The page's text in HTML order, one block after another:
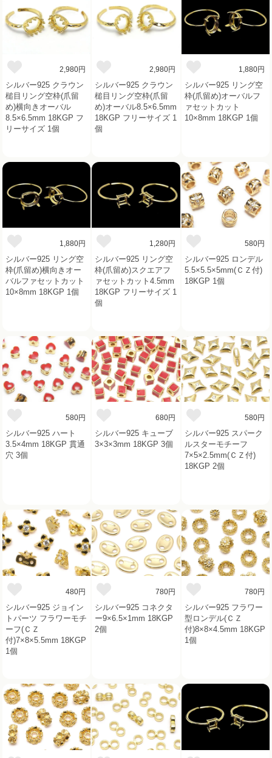
2,980円
シルバー925 クラウン
槌目リング空枠(爪留
め)横向きオーバル
8.5×6.5mm 18KGP フ
リーサイズ 1個
2,980円
シルバー925 クラウン
槌目リング空枠(爪留
め)オーバル8.5×6.5mm
18KGP フリーサイズ 1
個
1,880円
シルバー925 リング空
枠(爪留め)オーバルフ
ァセットカット
10×8mm 18KGP 1個
1,880円
シルバー925 リング空
枠(爪留め)横向きオー
バルファセットカット
10×8mm 18KGP 1個
1,280円
シルバー925 リング空
枠(爪留め)スクエアフ
ァセットカット4.5mm
18KGP フリーサイズ 1
個
580円
シルバー925 ロンデル
5.5×5.5×5mm(ＣＺ付)
18KGP 1個
580円
シルバー925 ハート
3.5×4mm 18KGP 貫通
穴 3個
680円
シルバー925 キューブ
3×3×3mm 18KGP 3個
580円
シルバー925 スパーク
ルスターモチーフ
7×5×2.5mm(ＣＺ付)
18KGP 2個
480円
シルバー925 ジョイン
トパーツ フラワーモチ
ーフ(ＣＺ
付)7×8×5.5mm 18KGP
1個
780円
シルバー925 コネクタ
ー9×6.5×1mm 18KGP
2個
780円
シルバー925 フラワー
型ロンデル(ＣＺ
付)8×8×4.5mm 18KGP
1個